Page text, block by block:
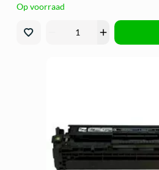
Op voorraad
add